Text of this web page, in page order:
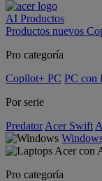
AI Productos
Productos nuevos
Pro categoría
Copilot+ PC PC con
Por serie
Predator Acer Swift
Pro categoría